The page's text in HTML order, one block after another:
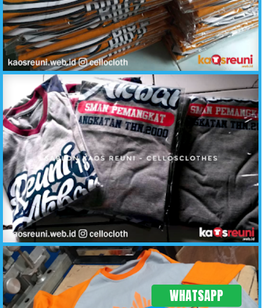
WHATSAPP
Hasil Produksi Sablon Kaos Reuni SMAN Pemangkat - KaosReuni.web.id